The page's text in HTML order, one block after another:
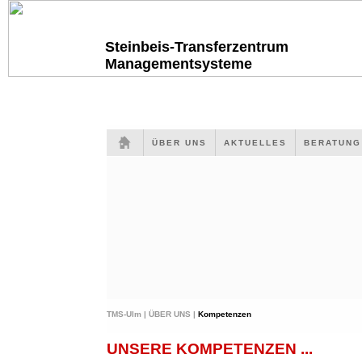
Steinbeis-Transferzentrum
Managementsysteme
ÜBER UNS AKTUELLES
TMS-Ulm | ÜBER UNS | Kompetenzen
UNSERE KOMPETENZEN ...